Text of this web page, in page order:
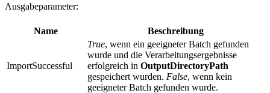
Ausgabeparameter:
Name Beschreibung
ImportSuccessful
True, wenn ein geeigneter Batch gefunden
wurde und die Verarbeitungsergebnisse
erfolgreich in OutputDirectoryPath
gespeichert wurden. False, wenn kein
geeigneter Batch gefunden wurde.